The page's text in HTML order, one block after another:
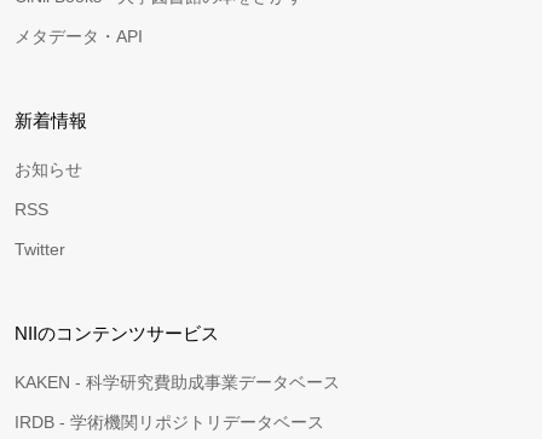
メタデータ・API
新着情報
お知らせ
RSS
Twitter
NIIのコンテンツサービス
KAKEN - 科学研究費助成事業データベース
IRDB - 学術機関リポジトリデータベース